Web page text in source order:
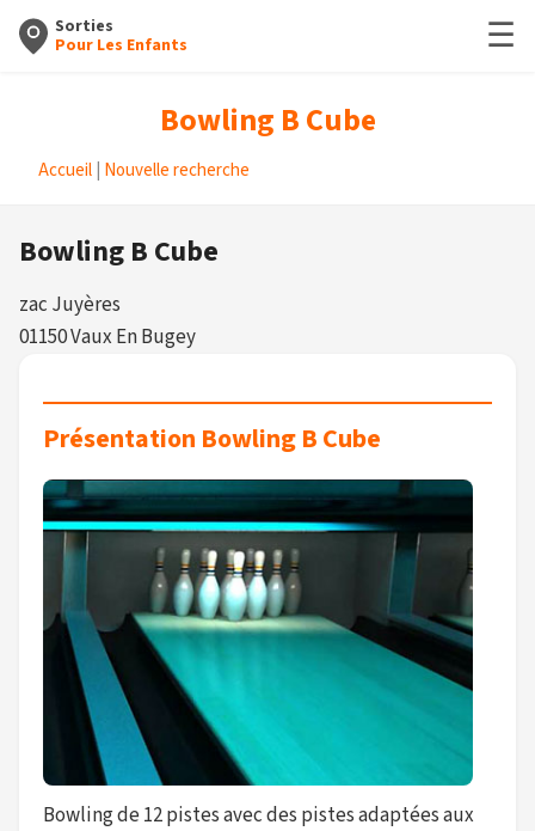
Sorties
Pour Les Enfants
☰
Bowling B Cube
Accueil Nouvelle recherche
Bowling B Cube
zac Juyères
01150 Vaux En Bugey
Présentation Bowling B Cube
Bowling de 12 pistes avec des pistes adaptées aux